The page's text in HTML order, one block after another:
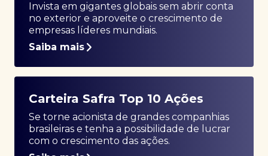
Invista em gigantes globais sem abrir conta
no exterior e aproveite o crescimento de
empresas líderes mundiais.
Saiba mais
Carteira Safra Top 10 Ações
Se torne acionista de grandes companhias
brasileiras e tenha a possibilidade de lucrar
com o crescimento das ações.